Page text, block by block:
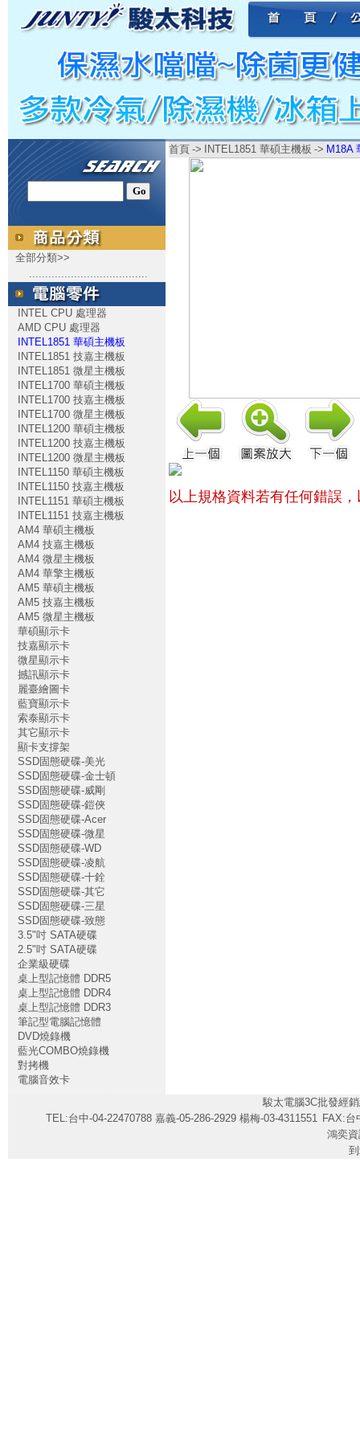
全部分類>>
.....................................
INTEL CPU 處理器
AMD CPU 處理器
INTEL1851 華碩主機板
INTEL1851 技嘉主機板
INTEL1851 微星主機板
INTEL1700 華碩主機板
INTEL1700 技嘉主機板
INTEL1700 微星主機板
INTEL1200 華碩主機板
INTEL1200 技嘉主機板
INTEL1200 微星主機板
INTEL1150 華碩主機板
INTEL1150 技嘉主機板
INTEL1151 華碩主機板
INTEL1151 技嘉主機板
AM4 華碩主機板
AM4 技嘉主機板
AM4 微星主機板
AM4 華擎主機板
AM5 華碩主機板
AM5 技嘉主機板
AM5 微星主機板
華碩顯示卡
技嘉顯示卡
微星顯示卡
撼訊顯示卡
麗臺繪圖卡
藍寶顯示卡
索泰顯示卡
其它顯示卡
顯卡支撐架
SSD固態硬碟-美光
SSD固態硬碟-金士頓
SSD固態硬碟-威剛
SSD固態硬碟-鎧俠
SSD固態硬碟-Acer
SSD固態硬碟-微星
SSD固態硬碟-WD
SSD固態硬碟-凌航
SSD固態硬碟-十銓
SSD固態硬碟-其它
SSD固態硬碟-三星
SSD固態硬碟-致態
3.5"吋 SATA硬碟
2.5"吋 SATA硬碟
企業級硬碟
桌上型記憶體 DDR5
桌上型記憶體 DDR4
桌上型記憶體 DDR3
筆記型電腦記憶體
DVD燒錄機
藍光COMBO燒錄機
對拷機
電腦音效卡
首頁 -> INTEL1851 華碩主機板 -> M18A
以上規格資料若有任何錯誤
駿太電腦3C批發經
TEL:台中-04-22470788 嘉義-05-286-2929 楊梅-03-4311551 FAX:台
鴻奕